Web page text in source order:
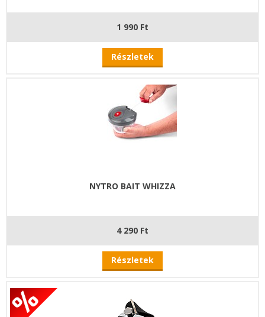
1 990 Ft
Részletek
NYTRO BAIT WHIZZA
4 290 Ft
Részletek